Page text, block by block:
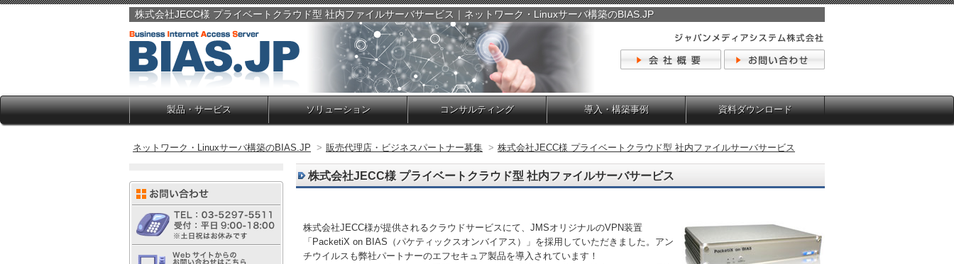
株式会社JECC様 プライベートクラウド型 社内ファイルサーバサービス｜ネットワーク・Linuxサーバ構築のBIAS.JP
製品・サービス ソリューション コンサルティング 導入・構築事例 資料ダウンロード
ネットワーク・Linuxサーバ構築のBIAS.JP > 販売代理店・ビジネスパートナー募集 > 株式会社JECC様 プライベートクラウド型 社内ファイルサーバサービス
株式会社JECC様 プライベートクラウド型 社内ファイルサーバサービス
株式会社JECC様が提供されるクラウドサービスにて、JMSオリジナルのVPN装置
「PacketiX on BIAS（パケティックスオンバイアス）」を採用していただきました。アン
チウイルスも弊社パートナーのエフセキュア製品を導入されています！